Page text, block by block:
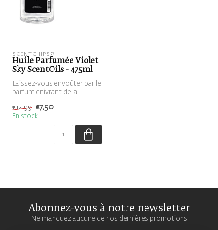
SCENTCHIPS®
Huile Parfumée Violet
Sky ScentOils - 475ml
Laissez-vous envoûter par le
parfum enivrant de la
€12,99 €7,50
En stock
Abonnez-vous à notre newsletter
Ne manquez aucune de nos dernières promotions